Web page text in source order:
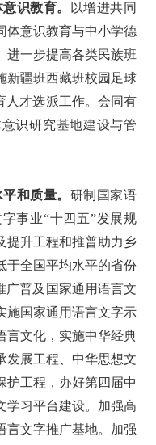
识教育。
以增进共同
体意识教育与中小学德
进一步提高各类民族班
新疆班西藏班校园足球
人才选派工作。会同有
识研究基地建设与管
和质量。 研制国家语
事业“十四五”发展规
提升工程和推普助力乡
于全国平均水平的省份
广普及国家通用语言文
施国家通用语言文字示
言文化，实施中华经典
发展工程、中华思想文
护工程，办好第四届中
学习平台建设。加强高
言文字推广基地。加强